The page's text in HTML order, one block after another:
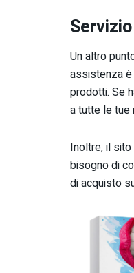
Un altro
assistenza è
prodotti. Se
a tutte le tue
Inoltre, il
bisogno di
di acquisto